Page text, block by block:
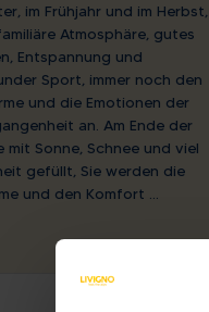
im Frühjahr und im Herbst,
Atmosphäre, gutes
Entspannung und
Sport, immer noch den
und die Emotionen der
an. Am Ende der
mit Sonne, Schnee und viel
gefüllt, Sie werden die
und den Komfort ...